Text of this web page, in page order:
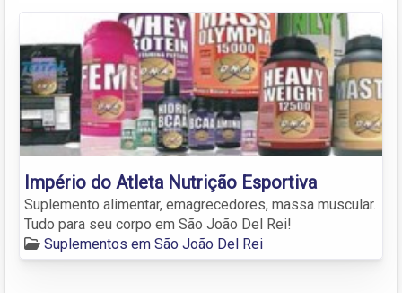
Império do Atleta Nutrição Esportiva
Suplemento alimentar, emagrecedores, massa muscular.
Tudo para seu corpo em São João Del Rei!
Suplementos em São João Del Rei